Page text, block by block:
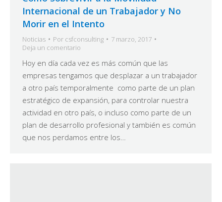
Internacional de un Trabajador y No
Morir en el Intento
Noticias Por csfconsulting
7 marzo, 2017
Deja un comentario
Hoy en día cada vez es más común que las
empresas tengamos que desplazar a un trabajador
a otro país temporalmente como parte de un plan
estratégico de expansión, para controlar nuestra
actividad en otro país, o incluso como parte de un
plan de desarrollo profesional y también es común
que nos perdamos entre los…